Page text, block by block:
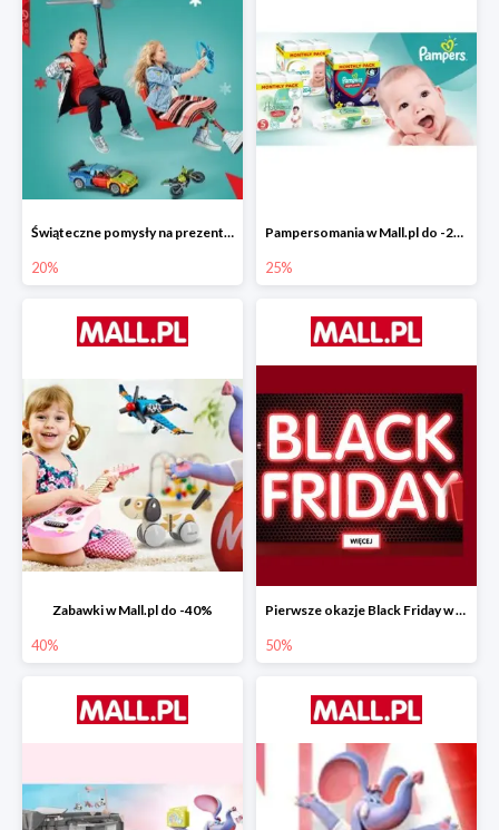
Świąteczne pomysły na prezenty od LEGO w Mall.pl do -20%
20%
Pampersomania w Mall.pl do -25%
25%
Zabawki w Mall.pl do -40%
40%
Pierwsze okazje Black Friday w Mall.pl do -50%
50%